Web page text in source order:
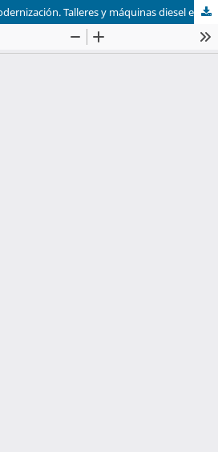
Ferrocarriles para la modernización. Talleres y máquinas diesel en San Luis Potosí, 1950-1960